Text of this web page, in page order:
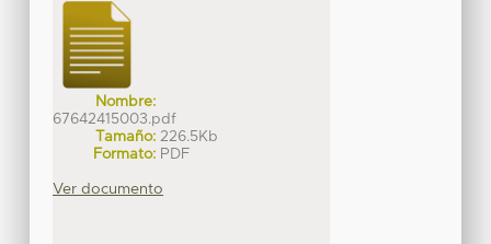
Nombre:
67642415003.pdf
Tamaño: 226.5Kb
Formato: PDF
Ver documento